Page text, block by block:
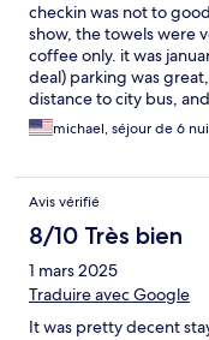
checkin was not to
show, the towels were
coffee only. it was
deal) parking was
distance to city bus,
michael, séjour de 6
Avis vérifié
8/10 Très bien
1 mars 2025
Traduire avec Google
It was pretty decent